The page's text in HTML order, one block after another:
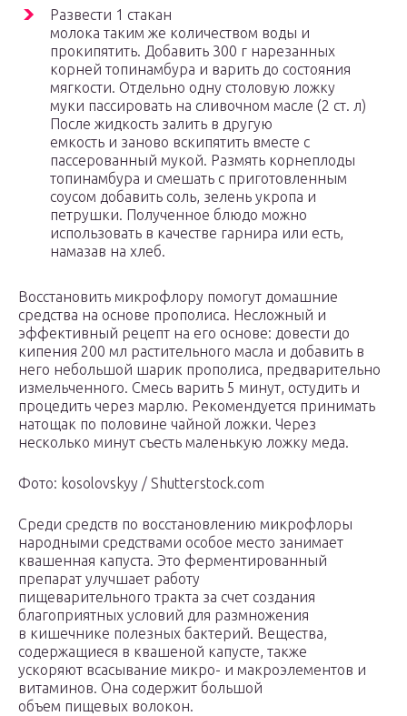
Развести 1 стакан
молока таким же количеством воды и
прокипятить. Добавить 300 г нарезанных
корней топинамбура и варить до состояния
мягкости. Отдельно одну столовую ложку
муки пассировать на сливочном масле (2 ст. л)
После жидкость залить в другую
емкость и заново вскипятить вместе с
пассерованный мукой. Размять корнеплоды
топинамбура и смешать с приготовленным
соусом добавить соль, зелень укропа и
петрушки. Полученное блюдо можно
использовать в качестве гарнира или есть,
намазав на хлеб.
Восстановить микрофлору помогут домашние
средства на основе прополиса. Несложный и
эффективный рецепт на его основе: довести до
кипения 200 мл растительного масла и добавить в
него небольшой шарик прополиса, предварительно
измельченного. Смесь варить 5 минут, остудить и
процедить через марлю. Рекомендуется принимать
натощак по половине чайной ложки. Через
несколько минут съесть маленькую ложку меда.
Фото: kosolovskyy / Shutterstock.com
Среди средств по восстановлению микрофлоры
народными средствами особое место занимает
квашенная капуста. Это ферментированный
препарат улучшает работу
пищеварительного тракта за счет создания
благоприятных условий для размножения
в кишечнике полезных бактерий. Вещества,
содержащиеся в квашеной капусте, также
ускоряют всасывание микро- и макроэлементов и
витаминов. Она содержит большой
объем пищевых волокон.